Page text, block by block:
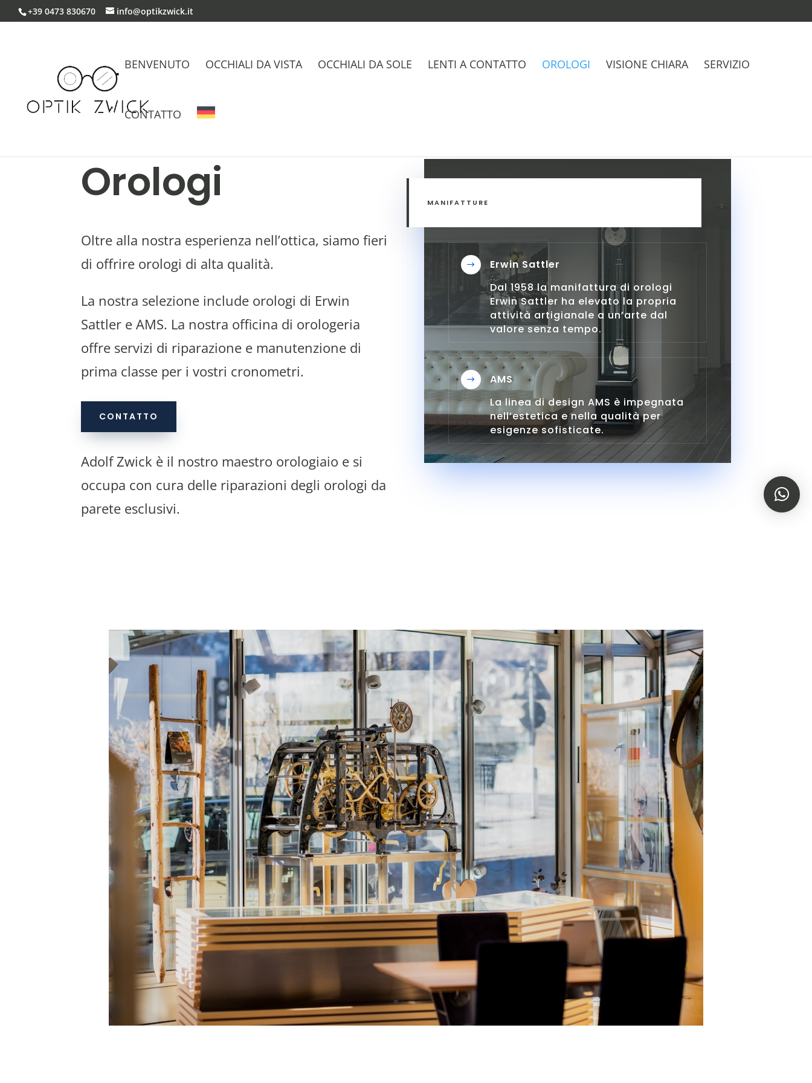
+39 0473 830670 info@optikzwick.it
BENVENUTO OCCHIALI DA VISTA OCCHIALI DA SOLE LENTI A CONTATTO OROLOGI VISIONE CHIARA SERVIZIO
CONTATTO
Orologi
Oltre alla nostra esperienza nell’ottica, siamo fieri
di offrire orologi di alta qualità.
La nostra selezione include orologi di Erwin
Sattler e AMS. La nostra officina di orologeria
offre servizi di riparazione e manutenzione di
prima classe per i vostri cronometri.
CONTATTO
Adolf Zwick è il nostro maestro orologiaio e si
occupa con cura delle riparazioni degli orologi da
parete esclusivi.
MANIFATTURE
$
Erwin Sattler
Dal 1958 la manifattura di orologi
Erwin Sattler ha elevato la propria
attività artigianale a un’arte dal
valore senza tempo.
$
AMS
La linea di design AMS è impegnata
nell’estetica e nella qualità per
esigenze sofisticate.